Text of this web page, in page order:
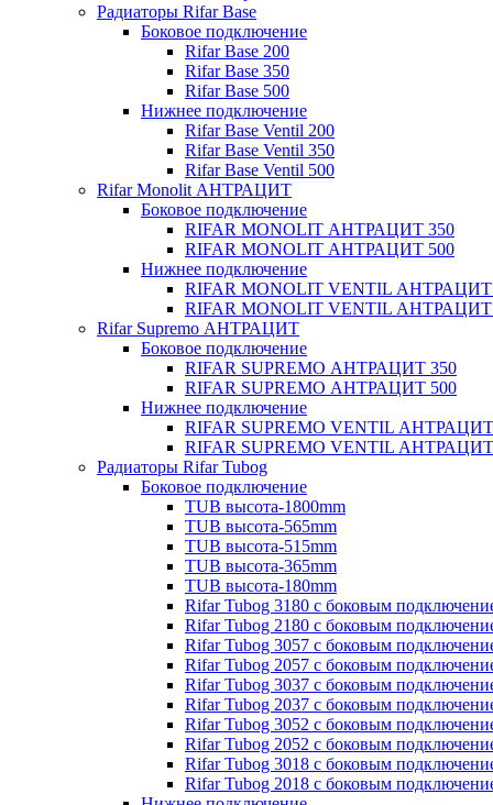
Радиаторы Rifar Base
Боковое подключение
Rifar Base 200
Rifar Base 350
Rifar Base 500
Нижнее подключение
Rifar Base Ventil 200
Rifar Base Ventil 350
Rifar Base Ventil 500
Rifar Monolit АНТРАЦИТ
Боковое подключение
RIFAR MONOLIT АНТРАЦИТ 350
RIFAR MONOLIT АНТРАЦИТ 500
Нижнее подключение
RIFAR MONOLIT VENTIL АНТРАЦИТ
RIFAR MONOLIT VENTIL АНТРАЦИТ
Rifar Supremo АНТРАЦИТ
Боковое подключение
RIFAR SUPREMO АНТРАЦИТ 350
RIFAR SUPREMO АНТРАЦИТ 500
Нижнее подключение
RIFAR SUPREMO VENTIL
RIFAR SUPREMO VENTIL
Радиаторы Rifar Tubog
Боковое подключение
TUB высота-1800mm
TUB высота-565mm
TUB высота-515mm
TUB высота-365mm
TUB высота-180mm
Rifar Tubog 3180 с боковым
Rifar Tubog 2180 с боковым
Rifar Tubog 3057 с боковым
Rifar Tubog 2057 с боковым
Rifar Tubog 3037 с боковым
Rifar Tubog 2037 с боковым
Rifar Tubog 3052 с боковым
Rifar Tubog 2052 с боковым
Rifar Tubog 3018 с боковым
Rifar Tubog 2018 с боковым